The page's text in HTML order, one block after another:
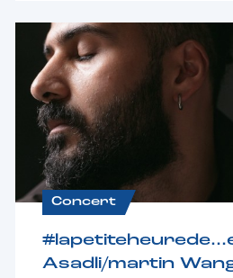
Concert
Asadli/martin